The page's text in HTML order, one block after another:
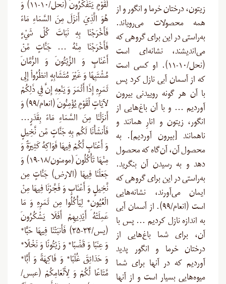
زیتون، درختان خرما و انگور و از
همه محصولات می‌رویاند.
به‌راستی در این برای گروهی که
می‌اندیشند، نشانه‌ای است
(نحل/۱۰-۱۱). او کسی است
که از آسمان آبی نازل کرد پس
با آن هر گونه روییدنی بیرون
آوردیم … و با آن باغ‌هایی از
انگور، زیتون و انارِ همانند و
ناهمانند [بیرون آوردیم]. به
محصول آن، آن‌گاه که محصول
دهد و به رسیدن آن بنگرید.
به‌راستی در این برای گروهی که
ایمان می‌آورند، نشانه‌هایی
است (انعام/۹۹). از آسمان آبی
به اندازه نازل کردیم … پس با
آن، برای شما باغ‌هایی از
درختان خرما و انگور پدید
آوردیم که در آنها برای شما
میوه‌هایی بسیار است و از آنها
لِّقَوْمٍ يَتَفَكَّرُونَ (نحل/۱۰-۱۱) وَ
هُوَ الَّذِيَ أَنزَلَ مِنَ السَّمَاءِ مَاءً
فَأَخْرَجْنَا بِهِ نَبَاتَ كُلِّ شَيْءٍ
فَأَخْرَجْنَا مِنْهُ … جَنَّاتٍ مِّنْ
أَعْنَابٍ وَ الزَّيْتُونَ وَ الرُّمَّانَ
مُشْتَبِهًا وَ غَيْرَ مُتَشَابِهٍ انظُرُواْ إِلِى
ثَمَرِهِ إِذَا أَثْمَرَ وَ يَنْعِهِ إِنَّ فِي ذَلِكُمْ
لآيَاتٍ لِّقَوْمٍ يُؤْمِنُونَ (انعام/۹۹) وَ
أَنزَلْنَا مِنَ السَّمَاءِ مَاءً بِقَدَرٍ…
فَأَنشَأْنَا لَكُم بِهِ جَنَّاتٍ مِّن نَّخِيلٍ
وَ أَعْنَابٍ لَّكُمْ فِيهَا فَوَاكِهُ كَثِيرَةٌ وَ
مِنْهَا تَأْكُلُونَ (مومنون/۱۸-۱۹) وَ
جَعَلْنَا فِيهَا (الارض) جَنَّاتٍ مِن
نَّخِيلٍ وَ أَعْنَابٍ وَ فَجَّرْنَا فِيهَا مِنْ
الْعُيُونِ* لِيَأْكُلُوا مِن ثَمَرِهِ وَ مَا
عَمِلَتْهُ أَيْدِيهِمْ أَفَلَا يَشْكُرُونَ
(یس/۳۴-۳۵) فَأَنبَتْنَا فِيهَا حَبًّا*
وَ عِنَبًا وَ قَضْبًا* وَ زَيْتُونًا وَ نَخْلًا*
وَ حَدَائِقَ غُلْبًا* وَ فَاكِهَةً وَ أَبًّا*
مَّتَاعًا لَّكُمْ وَ لِأَنْعَامِكُمْ (عبس/